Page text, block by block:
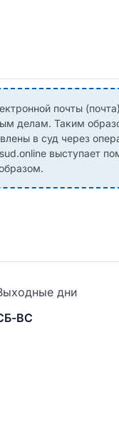
почты
делам. Таким
в суд через
выступает
дни
ВС